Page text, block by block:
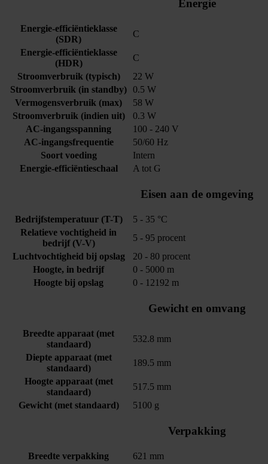
Energie
Energie-efficiëntieklasse
(SDR)
C
Energie-efficiëntieklasse
(HDR)
C
Stroomverbruik (typisch)
22 W
Stroomverbruik (in standby) 0.5 W
Vermogensverbruik (max)
58 W
Stroomverbruik (indien uit)
0.3 W
AC-ingangsspanning
100 - 240 V
AC-ingangsfrequentie
50/60 Hz
Soort voeding
Intern
Energie-efficiëntieschaal
A tot G
Eisen aan de omgeving
Bedrijfstemperatuur (T-T)
5 - 35 °C
Relatieve vochtigheid in
bedrijf (V-V)
5 - 95 procent
Luchtvochtigheid bij opslag
20 - 80 procent
Hoogte, in bedrijf
0 - 5000 m
Hoogte bij opslag
0 - 12192 m
Gewicht en omvang
Breedte apparaat (met
standaard)
532.8 mm
Diepte apparaat (met
standaard)
189.5 mm
Hoogte apparaat (met
standaard)
517.5 mm
Gewicht (met standaard)
5100 g
Verpakking
Breedte verpakking 621 mm